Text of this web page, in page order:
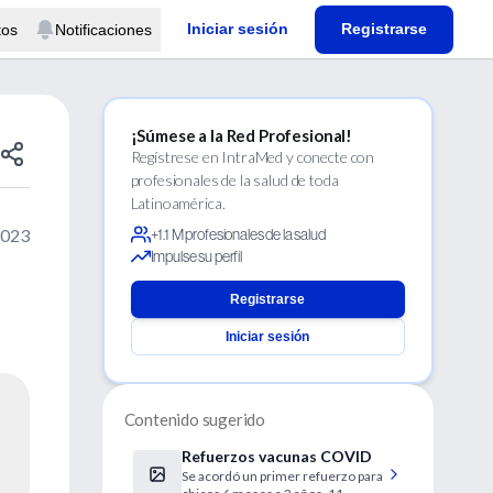
Notificaciones Iniciar sesión Registrarse
¡Súmese a la Red Profesional!
Regístrese en IntraMed y conecte con
profesionales de la salud de toda
Latinoamérica.
+1.1 M profesionales de la salud
Impulse su perfil
Registrarse
Iniciar sesión
Contenido sugerido
Refuerzos vacunas COVID
Se acordó un primer refuerzo para